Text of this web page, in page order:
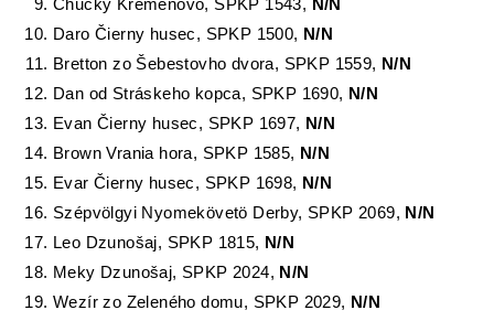
Chucky Kremenovo, SPKP 1543, N/N
Daro Čierny husec, SPKP 1500, N/N
Bretton zo Šebestovho dvora, SPKP 1559, N/N
Dan od Stráskeho kopca, SPKP 1690, N/N
Evan Čierny husec, SPKP 1697, N/N
Brown Vrania hora, SPKP 1585, N/N
Evar Čierny husec, SPKP 1698, N/N
Szépvölgyi Nyomekövetö Derby, SPKP 2069, N/N
Leo Dzunošaj, SPKP 1815, N/N
Meky Dzunošaj, SPKP 2024, N/N
Wezír zo Zeleného domu, SPKP 2029, N/N